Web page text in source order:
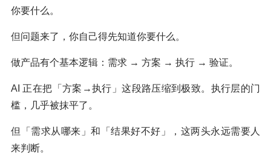
你要什么。
但问题来了，你自己得先知道你要什么。
做产品有个基本逻辑：需求 → 方案 → 执行 → 验证。
AI 正在把「方案→执行」这段路压缩到极致。执行层的门
槛，几乎被抹平了。
但「需求从哪来」和「结果好不好」，这两头永远需要人
来判断。